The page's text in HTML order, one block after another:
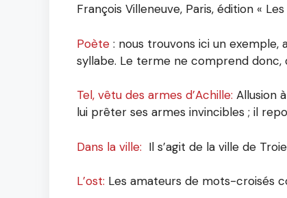
François Villeneuve, Paris, édition «
Poète : nous trouvons ici un exemple,
syllabe. Le terme ne comprend donc,
Tel, vêtu des armes d’Achille: Allusion
lui prêter ses armes invincibles ; il
Dans la ville: Il s’agit de la ville de
L’ost: Les amateurs de mots-croisés